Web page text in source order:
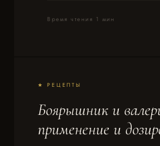
Время чтения 1 мин
★ РЕЦЕПТЫ
Боярышник и
применение и